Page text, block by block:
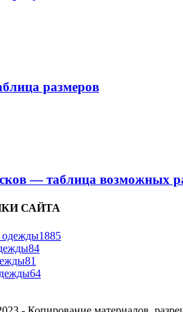
размеров
— таблица возможных
САЙТА
одежды1885
84
81
64